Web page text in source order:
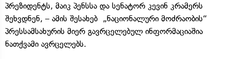
პრეზიდენტს, მაიკ პენსსა და სენატორ კევინ კრამერს
შეხვდნენ, – ამის შესახებ „ნაციონალური მოძრაობის“
პრესსამსახურის მიერ გავრცელებულ ინფორმაციაშია
ნათქვამი ავრცელებს.